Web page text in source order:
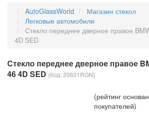
AutoGlassWorld
Магазин стекол
Легковые автомобили
Стекло переднее дверное правое
4D SED
Стекло переднее дверное правое
46 4D SED (Код:20601RGN)
(рейтинг
покупателей)